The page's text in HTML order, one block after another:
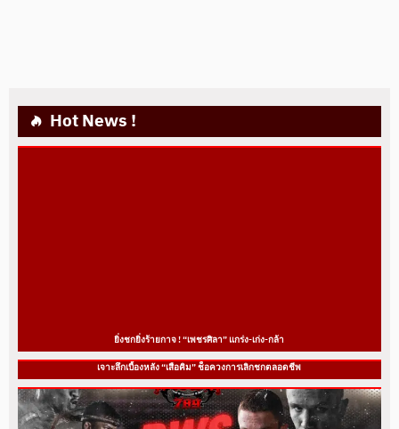
Hot News !
ยิ่งชกยิ่งร้ายกาจ ! “เพชรศิลา” แกร่ง-เก่ง-กล้า
เจาะลึกเบื้องหลัง “เสือคิม” ช็อควงการเลิกชกตลอดชีพ